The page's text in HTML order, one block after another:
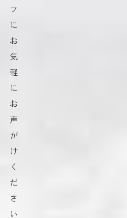
フ
に
お
気
軽
に
お
声
が
け
く
だ
さ
い